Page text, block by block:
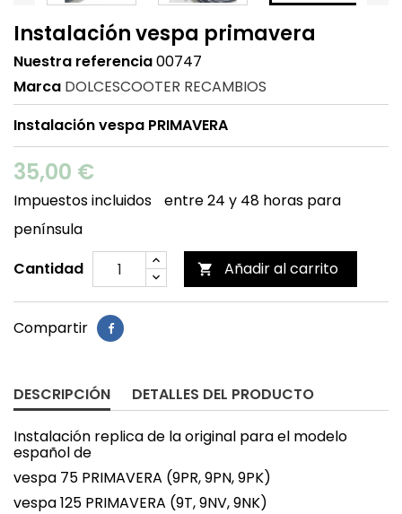
Instalación vespa primavera
Nuestra referencia00747
Marca DOLCESCOOTER RECAMBIOS
Instalación vespa PRIMAVERA
35,00 €
Impuestos incluidos
entre 24 y 48 horas para
península
Cantidad
 Añadir al carrito
Compartir
DESCRIPCIÓN DETALLES DEL PRODUCTO
Instalación replica de la original para el modelo
español de
vespa 75 PRIMAVERA (9PR, 9PN, 9PK)
vespa 125 PRIMAVERA (9T, 9NV, 9NK)